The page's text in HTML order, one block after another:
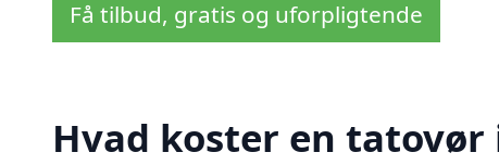
Få tilbud, gratis og uforpligtende
Hvad koster en tatovør